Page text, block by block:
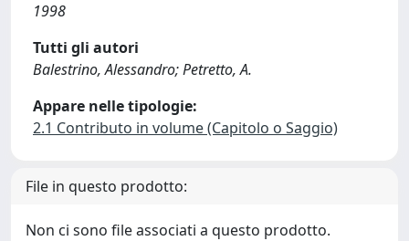
1998
Tutti gli autori
Balestrino, Alessandro; Petretto, A.
Appare nelle tipologie:
2.1 Contributo in volume (Capitolo o Saggio)
File in questo prodotto:
Non ci sono file associati a questo prodotto.